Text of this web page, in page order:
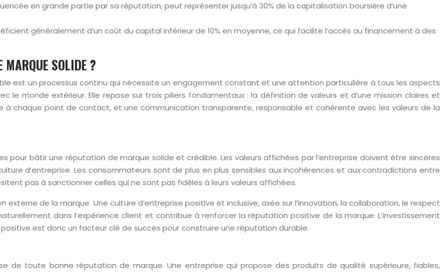
en grande partie par sa réputation, peut représenter jusqu’à 30% de la capitalisation boursière d’une
généralement d’un coût du capital inférieur de 10% en moyenne, ce qui facilite l’accès au financement à des
MARQUE SOLIDE ?
est un processus continu qui nécessite un engagement constant et une attention particulière à tous les aspects
le monde extérieur. Elle repose sur trois piliers fondamentaux : la définition de valeurs et d’une mission claires et
à chaque point de contact, et une communication transparente, responsable et cohérente avec les valeurs de la
pour bâtir une réputation de marque solide et crédible. Les valeurs affichées par l’entreprise doivent être sincères
d’entreprise. Les consommateurs sont de plus en plus sensibles aux incohérences et aux contradictions entre
pas à sanctionner celles qui ne sont pas fidèles à leurs valeurs affichées.
externe de la marque. Une culture d’entreprise positive et inclusive, axée sur l’innovation, la collaboration, le respect
dans l’expérience client et contribue à renforcer la réputation positive de la marque. L’investissement
est donc un facteur clé de succès pour construire une réputation durable.
de toute bonne réputation de marque. Une entreprise qui propose des produits de qualité supérieure, fiables,